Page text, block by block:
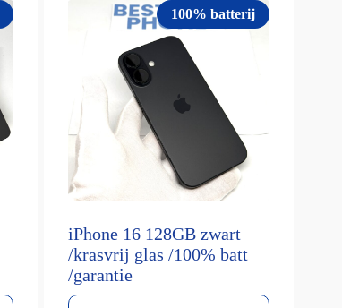
100% batterij
iPhone 16 128GB zwart
/krasvrij glas /100% batt
/garantie